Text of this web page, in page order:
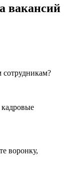
вакансий
сотрудникам?
воронку,